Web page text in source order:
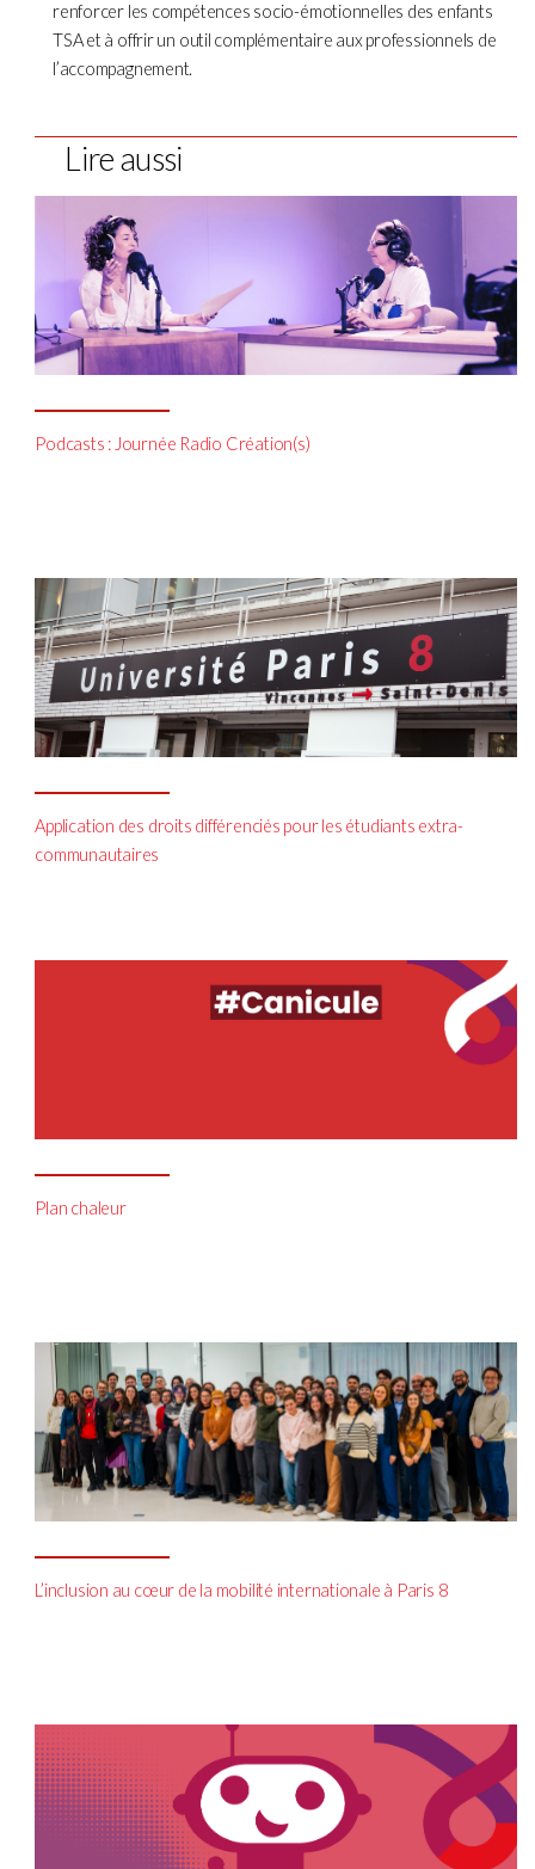
renforcer les compétences socio-émotionnelles des enfants
TSA et à offrir un outil complémentaire aux professionnels de
l’accompagnement.
Lire aussi
Podcasts : Journée Radio Création(s)
Application des droits différenciés pour les étudiants extra-
communautaires
Plan chaleur
L’inclusion au cœur de la mobilité internationale à Paris 8